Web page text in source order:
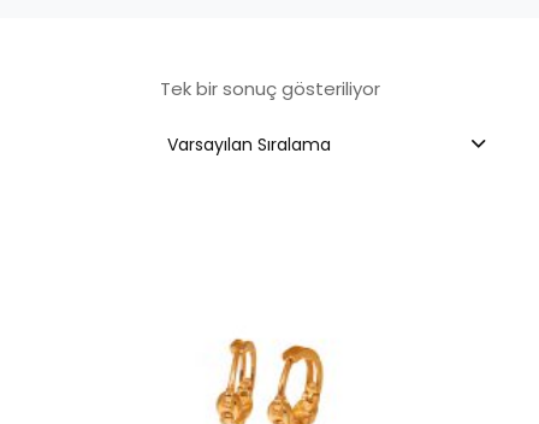
Tek bir sonuç gösteriliyor
Varsayılan Sıralama